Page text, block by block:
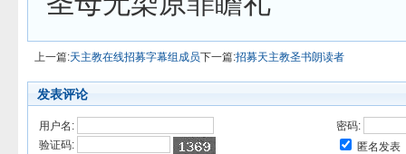
上一篇:天主教在线招募字幕组成员下一篇:招募天主教圣书朗读者
发表评论
用户名:
密码:
验证码:
匿名发表